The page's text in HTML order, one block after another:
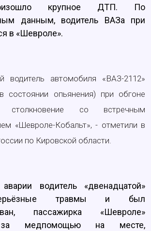
крупное ДТП. По
данным, водитель ВАЗа при
в «Шевроле».
водитель автомобиля «ВАЗ-2112»
состоянии опьянения) при обгоне
столкновение со встречным
«Шевроле-Кобальт», - отметили в
по Кировской области.
водитель «двенадцатой»
травмы и был
пассажирка «Шевроле»
за медпомощью на месте,